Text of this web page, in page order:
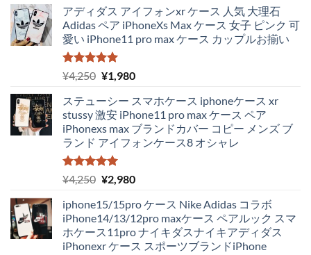
アディダス アイフォンxr ケース 人気 大理石
Adidas ペア iPhoneXs Max ケース 女子 ピンク 可
愛い iPhone11 pro max ケース カップルお揃い
5段階中
5.00
の評価
¥4,250 元
価
格
は
¥4,250
で
し
¥1,980現
の
価
格
は
で
ステューシー スマホケース iphoneケース xr
stussy 激安 iPhone11 pro max ケース ペア
iPhonexs max ブランドカバー コピー メンズ ブ
ランド アイフォンケース8 オシャレ
5段階中
5.00
の評価
¥4,250 元
価
格
は
¥4,250
¥2,980現
の
価
格
は
iphone15/15pro ケース Nike Adidas コラボ
iPhone14/13/12pro maxケース ペアルック スマ
ホケース11pro ナイキダスナイキアディダス
iPhonexr ケース スポーツブランドiPhone